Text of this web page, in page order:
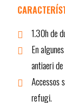
1.30h de
En
antiaeri
Accessos
refugi.